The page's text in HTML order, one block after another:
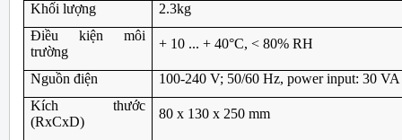
Khối lượng
2.3kg
Điều kiện môi
trường
+ 10 ... + 40°C, < 80% RH
Nguồn điện
100-240 V; 50/60 Hz, power input: 30 VA
Kích thước
(RxCxD)
80 x 130 x 250 mm